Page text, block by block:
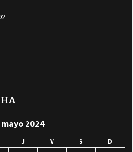
mayo 2024
J V S
D